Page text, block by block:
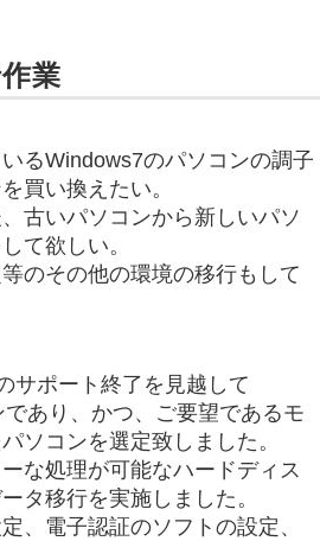
業
いるWindows7のパソコンの調子
買い換えたい。
古いパソコンから新しいパソ
て欲しい。
のその他の環境の移行もして
サポート終了を見越して
あり、かつ、ご要望であるモ
ソコンを選定致しました。
な処理が可能なハードディス
タ移行を実施しました。
、電子認証のソフトの設定、